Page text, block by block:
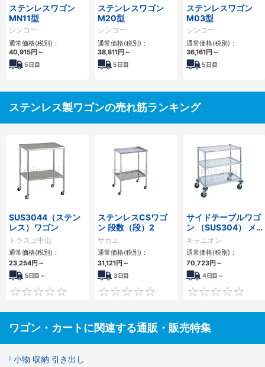
ステンレスワゴン
MN11型
シンコー
通常価格(税別)：
40,915円 ～
5日目
ステンレスワゴン
M20型
シンコー
通常価格(税別)：
38,811円 ～
5日目
ステンレスワゴン
M03型
シンコー
通常価格(税別)：
36,161円 ～
5日目
ステンレス製ワゴンの売れ筋ランキング
SUS3044（ステン
レス）ワゴン
トラスコ中山
通常価格(税別)：
23,254円 ～
5日目～
0
ステンレスCSワゴ
ン 段数（段）2
サカエ
通常価格(税別)：
31,121円 ～
3日目
0
サイドテーブルワゴ
ン （SUS304） メ
ッシュタイプ
キャニオン
通常価格(税別)：
70,723円 ～
4日目～
ワゴン・カートに関連する通販・販売特集
小物 収納 引き出し